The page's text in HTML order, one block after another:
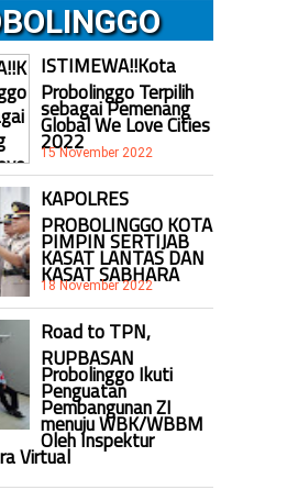
ISTIMEWA!!Kota
Probolinggo Terpilih
sebagai Pemenang
Global We Love Cities
2022
15 November 2022
KAPOLRES
PROBOLINGGO KOTA
PIMPIN SERTIJAB
KASAT LANTAS DAN
KASAT SABHARA
18 November 2022
Road to TPN,
RUPBASAN
Probolinggo Ikuti
Penguatan
Pembangunan ZI
menuju WBK/WBBM
Oleh Inspektur
Virtual